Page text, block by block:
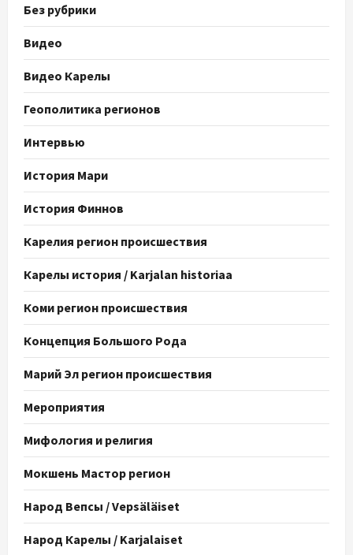
Без рубрики
Видео
Видео Карелы
Геополитика регионов
Интервью
История Мари
История Финнов
Карелия регион происшествия
Карелы история / Karjalan historiaa
Коми регион происшествия
Концепция Большого Рода
Марий Эл регион происшествия
Мероприятия
Мифология и религия
Мокшень Мастор регион
Народ Вепсы / Vepsäläiset
Народ Карелы / Karjalaiset